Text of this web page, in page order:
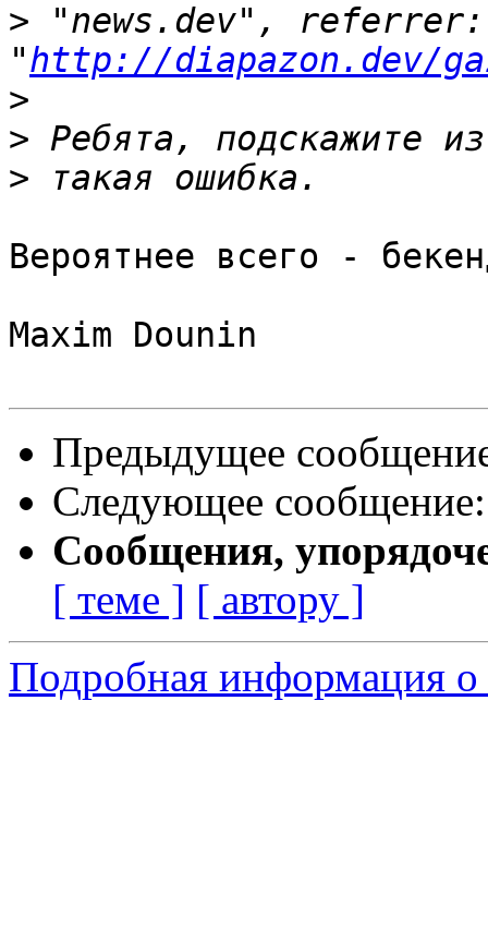
> "news.dev", referrer:
"http://diapazon.dev/
>
>
>
Вероятнее всего -
Maxim Dounin
Предыдущее
Следующее
Сообщения,
[ теме ] [ автору ]
Подробная информация